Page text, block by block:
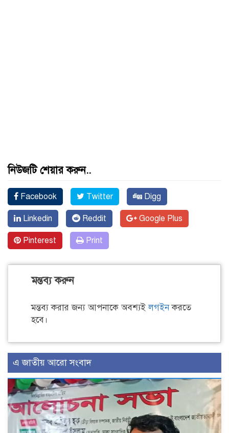
নিউজটি শেয়ার করুন..
Facebook Twitter Digg
Linkedin Reddit Google Plus
Pinterest Print
মন্তব্য করুন
মন্তব্য করার জন্য আপনাকে অবশ্যইলগইনকরতে
হবে।
এ জাতীয় আরো সংবাদ